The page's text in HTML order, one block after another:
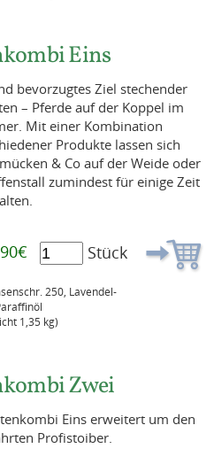
Eins
bevorzugtes Ziel stechender
– Pferde auf der Koppel im
Mit einer Kombination
Produkte lassen sich
& Co auf der Weide oder
zumindest für einige Zeit
Stück
250, Lavendel-
1,35 kg)
Zwei
Eins erweitert um den
Profistoiber.